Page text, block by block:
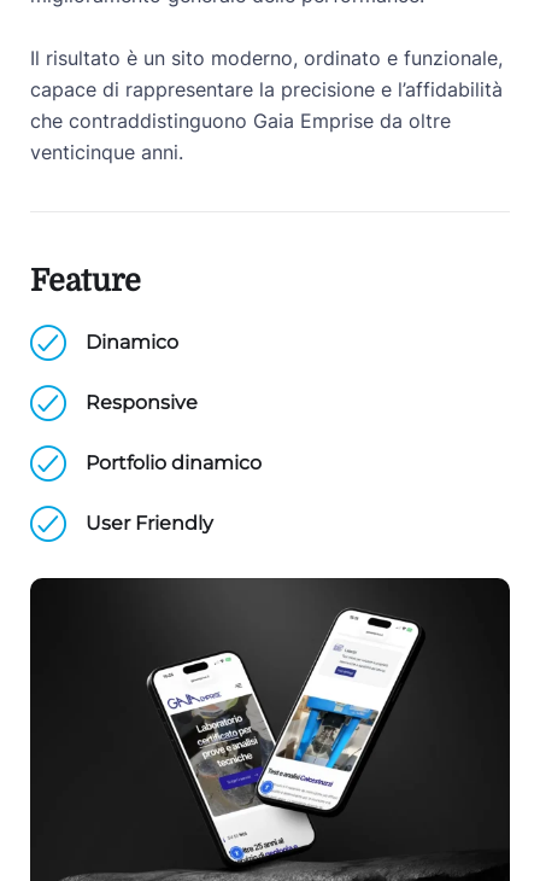
Il risultato è un sito moderno, ordinato e funzionale,
capace di rappresentare la precisione e l’affidabilità
che contraddistinguono Gaia Emprise da oltre
venticinque anni.
Feature
Dinamico
Responsive
Portfolio dinamico
User Friendly